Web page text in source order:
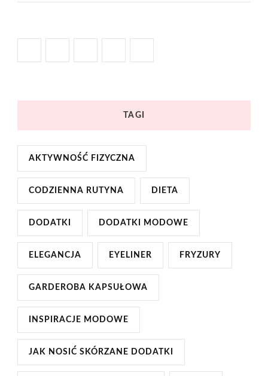
TAGI
AKTYWNOŚĆ FIZYCZNA
CODZIENNA RUTYNA DIETA
DODATKI DODATKI MODOWE
ELEGANCJA EYELINER FRYZURY
GARDEROBA KAPSUŁOWA
INSPIRACJE MODOWE
JAK NOSIĆ SKÓRZANE DODATKI